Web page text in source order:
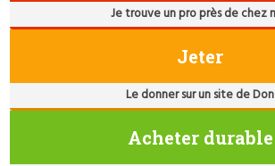
Je trouve un pro près de chez
Jeter
Le donner sur un site de Don
Acheter durable